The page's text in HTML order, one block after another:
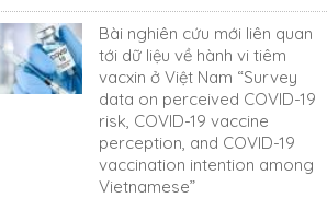
Bài nghiên cứu mới liên quan
tới dữ liệu về hành vi tiêm
vacxin ở Việt Nam “Survey
data on perceived COVID-19
risk, COVID-19 vaccine
perception, and COVID-19
vaccination intention among
Vietnamese”